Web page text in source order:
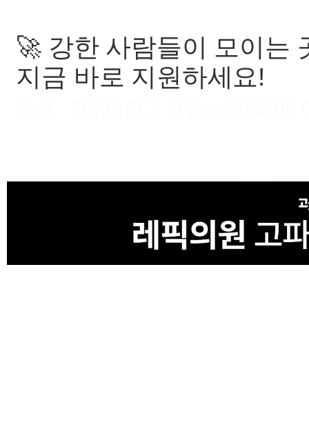
🚀 강한 사람들이 모이는
지금 바로 지원하세요!